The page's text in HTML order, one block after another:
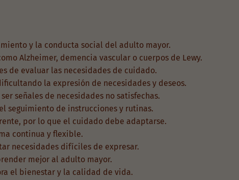
y la conducta social del adulto mayor.
Alzheimer, demencia vascular o cuerpos de Lewy.
de evaluar las necesidades de cuidado.
la expresión de necesidades y deseos.
señales de necesidades no satisfechas.
seguimiento de instrucciones y rutinas.
por lo que el cuidado debe adaptarse.
continua y flexible.
necesidades difíciles de expresar.
mejor al adulto mayor.
el bienestar y la calidad de vida.